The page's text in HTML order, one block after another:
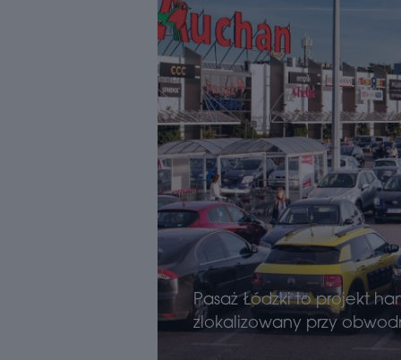
Pasaż Łódzki to projekt
zlokalizowany przy
KONFERENCJA
32. DOROCZNA
KONFERENCJA